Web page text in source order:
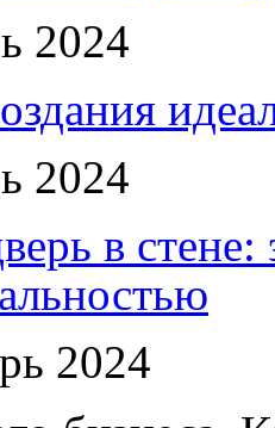
2024
2024
в
2024